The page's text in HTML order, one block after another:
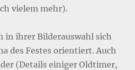
vielem mehr).
in ihrer Bilderauswahl sich
des Festes orientiert. Auch
(Details einiger Oldtimer,